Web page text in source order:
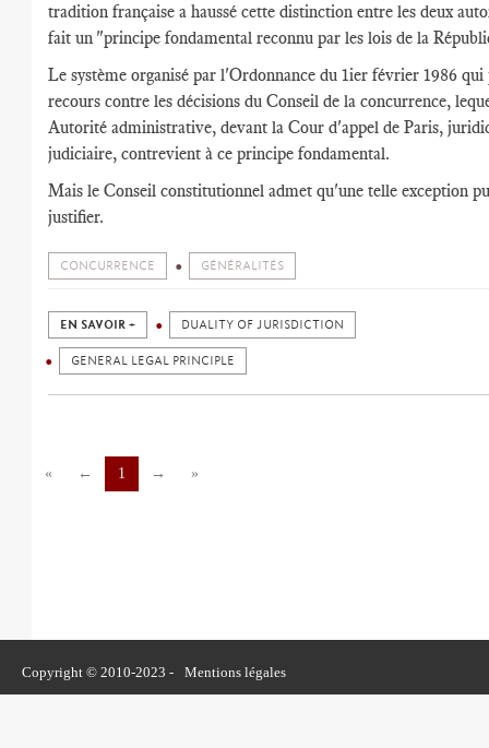
tradition française a haussé cette distinction entre les deux
fait un "principe fondamental reconnu par les lois de la
Le système organisé par l'Ordonnance du 1ier février 1986
recours contre les décisions du Conseil de la concurrence,
Autorité administrative, devant la Cour d'appel de Paris,
judiciaire, contrevient à ce principe fondamental.
Mais le Conseil constitutionnel admet qu'une telle exception
justifier.
CONCURRENCE GÉNÉRALITÉS
EN SAVOIR + DUALITY OF JURISDICTION
GENERAL LEGAL PRINCIPLE
« ← 1 → »
Copyright © 2010-2023 - Mentions légales